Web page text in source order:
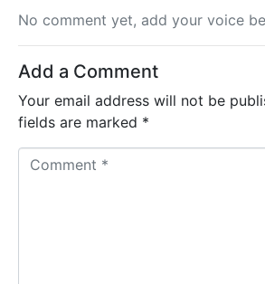
No comment yet, add your voice
Add a Comment
Your email address will not be
fields are marked *